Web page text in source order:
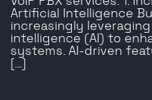
Artificial Intelligence
increasingly
intelligence (AI) to
systems. AI-driven
[…]